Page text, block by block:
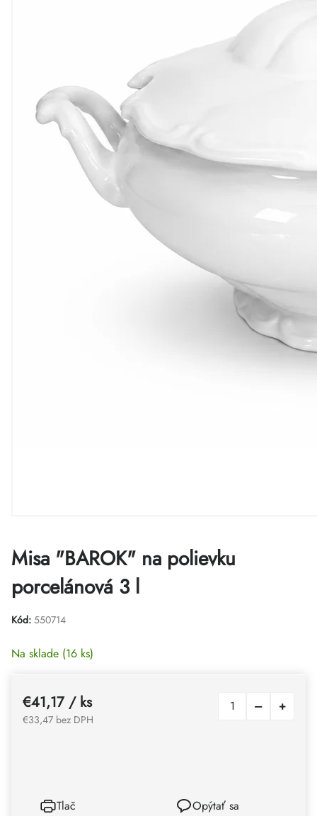
Misa "BAROK" na polievku
porcelánová 3 l
Kód: 550714
Na sklade (16 ks)
€41,17/ ks
€33,47 bez DPH
Tlač
Opýtať sa